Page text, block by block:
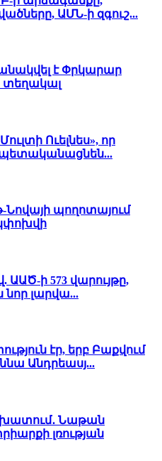
ԱՄՆ-ի զգուշ...
է Փրկարար
տեղակալ
Ուելնես», որ
Նովայի պողոտայում
ԱԱԾ-ի 573 վարույթը,
նոր լարվա...
էր, երբ Բաքվում
Անդրեասյ...
Նաթան
լռության